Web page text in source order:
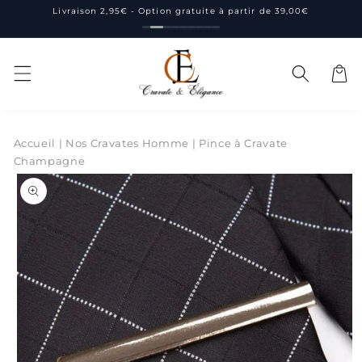
au
Livraison 2,95€ - Option gratuite à partir de 39,00€
Panier
Accueil | Nos Cravates Homme | Pince à Cravate
Champagne
Passer aux
informations
produits